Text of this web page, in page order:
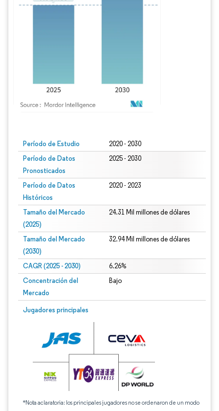
Período de Estudio 2020 - 2030
Período de Datos
Pronosticados
2025 - 2030
Período de Datos
Históricos
2020 - 2023
Tamaño del Mercado
(2025)
24.31 Mil millones de dólares
Tamaño del Mercado
(2030)
32.94 Mil millones de dólares
CAGR (2025 - 2030) 6.26%
Concentración del
Mercado
Bajo
Jugadores principales
*Nota aclaratoria: los principales jugadores no se ordenaron de un modo